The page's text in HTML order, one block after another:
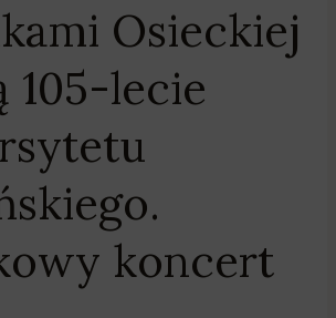
Osieckiej
105-lecie
koncert